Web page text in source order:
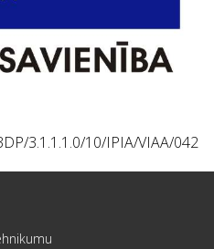
3.1.1.1.0/10/IPIA/VIAA/042